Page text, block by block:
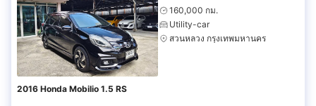
160,000 กม.
Utility-car
สวนหลวง กรุงเทพมหานคร
2016 Honda Mobilio 1.5 RS